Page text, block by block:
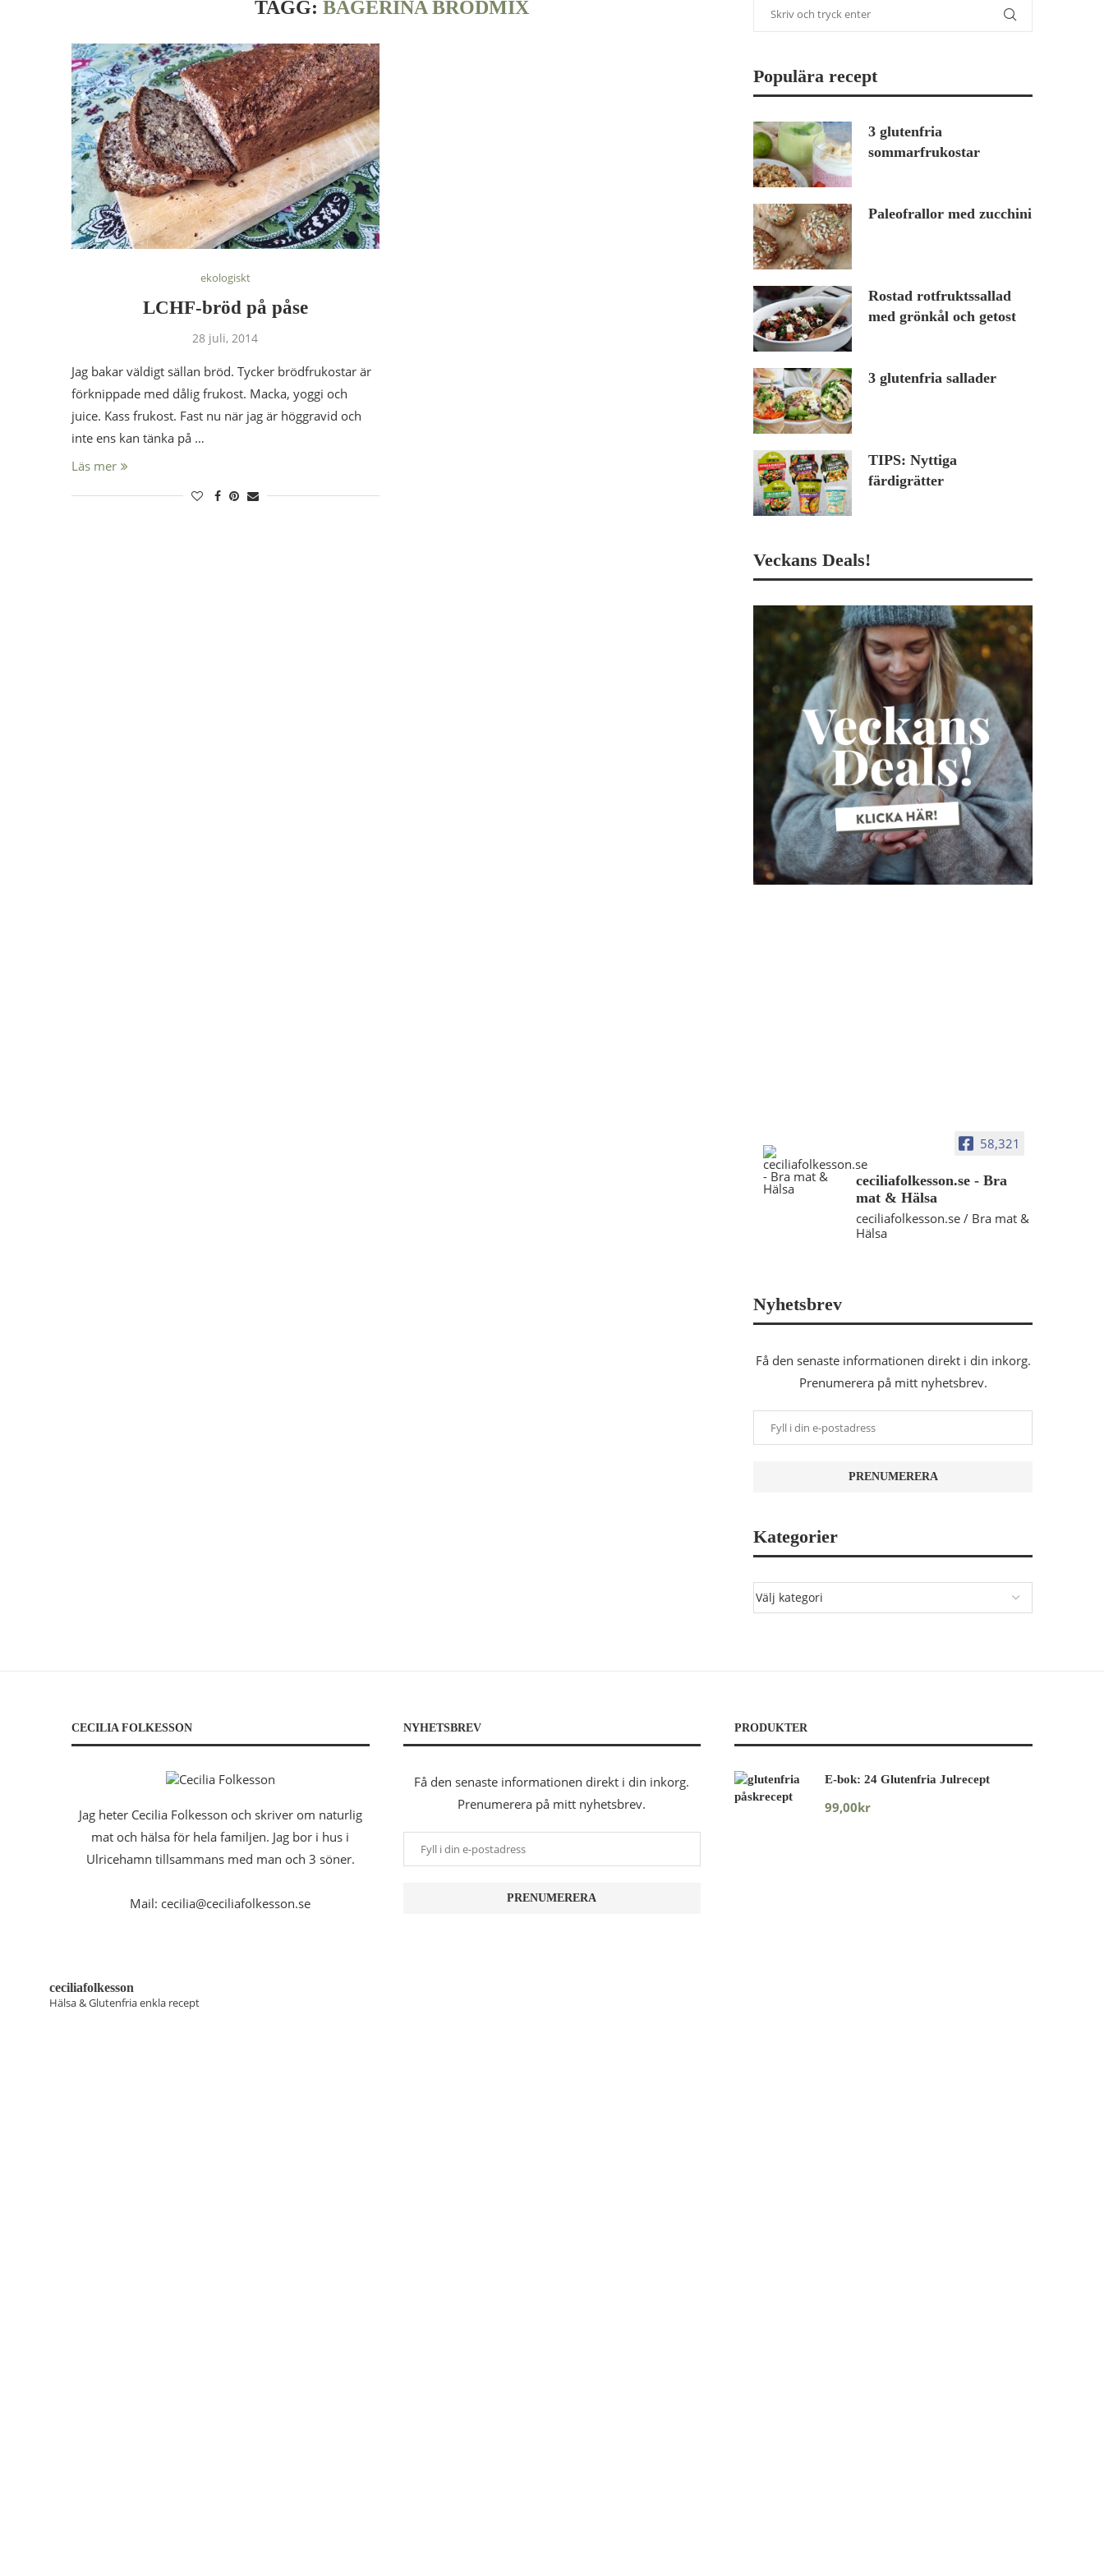
TAGG: BAGERINA BRÖDMIX
ekologiskt
LCHF-bröd på påse
28 juli, 2014
Jag bakar väldigt sällan bröd. Tycker brödfrukostar är
förknippade med dålig frukost. Macka, yoggi och
juice. Kass frukost. Fast nu när jag är höggravid och
inte ens kan tänka på …
Läs mer
Populära recept
3 glutenfria
sommarfrukostar
Paleofrallor med zucchini
Rostad rotfruktssallad
med grönkål och getost
3 glutenfria sallader
TIPS: Nyttiga
färdigrätter
Veckans Deals!
58,321
ceciliafolkesson.se - Bra
mat & Hälsa
ceciliafolkesson.se / Bra mat &
Hälsa
Nyhetsbrev
Få den senaste informationen direkt i din inkorg.
Prenumerera på mitt nyhetsbrev.
Kategorier
CECILIA FOLKESSON
Jag heter Cecilia Folkesson och skriver om naturlig
mat och hälsa för hela familjen. Jag bor i hus i
Ulricehamn tillsammans med man och 3 söner.
Mail: cecilia@ceciliafolkesson.se
NYHETSBREV
Få den senaste informationen direkt i din inkorg.
Prenumerera på mitt nyhetsbrev.
PRODUKTER
E-bok: 24 Glutenfria Julrecept
99,00kr
ceciliafolkesson
Hälsa & Glutenfria enkla recept